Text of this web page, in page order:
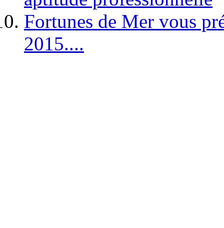
Fortunes de Mer vous
2015....